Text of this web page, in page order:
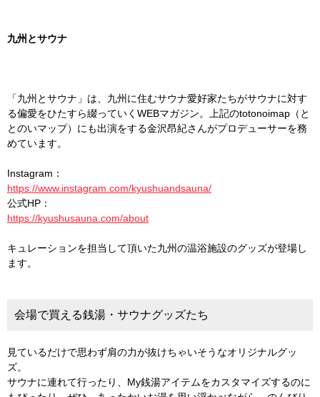
九州とサウナ
「九州とサウナ」は、九州に住むサウナ愛好家たちがサウナに対す
る偏愛をひたすら綴っていくWEBマガジン。上記のtotonoimap（と
とのいマップ）にも出演をする金沢昂紀さんがプロデューサーを務
めています。
Instagram：
https://www.instagram.com/kyushuandsauna/
公式HP：
https://kyushusauna.com/about
キュレーションを担当して頂いた九州の温浴施設のグッズが登場し
ます。
会場で買える銭湯・サウナグッズたち
見ているだけで思わず肩の力が抜けちゃいそうなオリジナルグッ
ズ。
サウナに連れて行ったり、My銭湯アイテムをカスタマイズするのに